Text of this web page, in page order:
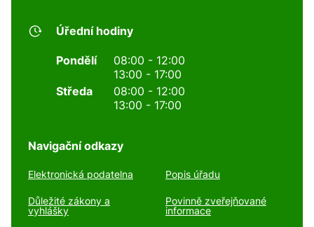
Úřední hodiny
Pondělí
08:00 - 12:00
13:00 - 17:00
Středa
08:00 - 12:00
13:00 - 17:00
Navigační odkazy
Elektronická podatelna Popis úřadu
Důležité zákony a
vyhlášky
Povinně zveřejňované
informace